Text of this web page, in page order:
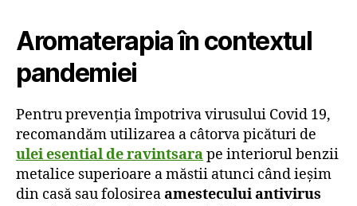
Aromaterapia în contextul
pandemiei
Pentru prevenția împotriva virusului Covid 19,
recomandăm utilizarea a câtorva picături de
ulei esential de ravintsarape interiorul benzii
metalice superioare a măstii atunci când ieșim
din casă sau folosireaamestecului antivirus